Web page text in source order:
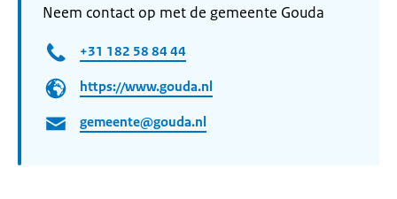
Neem contact op met de gemeente Gouda
+31 182 58 84 44
https://www.gouda.nl
gemeente@gouda.nl